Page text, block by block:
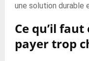
une solution durable
Ce qu’il
payer trop